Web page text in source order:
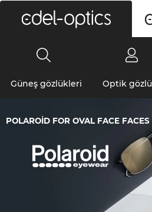
Güneş gözlükleri Optik
POLAROID FOR OVAL FACE FACES